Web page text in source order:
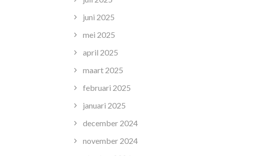
juni 2025
mei 2025
april 2025
maart 2025
februari 2025
januari 2025
december 2024
november 2024